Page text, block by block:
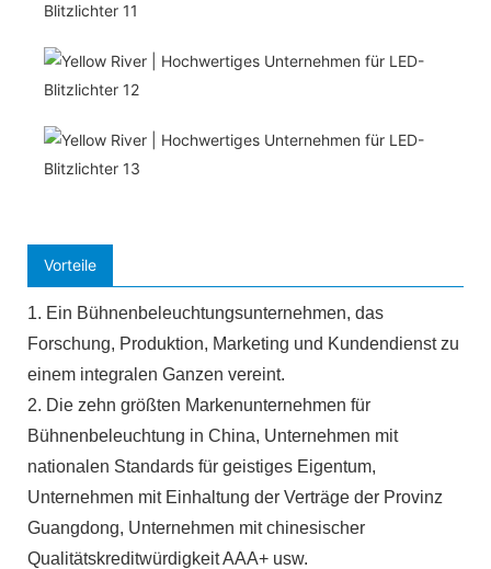
Vorteile
1. Ein Bühnenbeleuchtungsunternehmen, das
Forschung, Produktion, Marketing und Kundendienst zu
einem integralen Ganzen vereint.
2. Die zehn größten Markenunternehmen für
Bühnenbeleuchtung in China, Unternehmen mit
nationalen Standards für geistiges Eigentum,
Unternehmen mit Einhaltung der Verträge der Provinz
Guangdong, Unternehmen mit chinesischer
Qualitätskreditwürdigkeit AAA+ usw.